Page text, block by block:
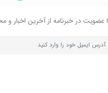
عضویت در خبرنامه از آخرین اخبار و محصولات سایت مطلع شوید...